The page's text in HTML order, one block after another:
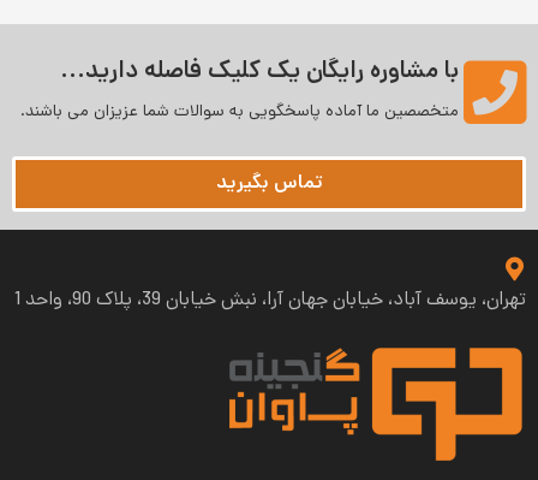
با مشاوره رایگان یک کلیک فاصله دارید...
متخصصین ما آماده پاسخگویی به سوالات شما عزیزان می‌ باشند.
تماس بگیرید
تهران، یوسف آباد، خیابان جهان آرا، نبش خیابان 39، پلاک 90، واحد 1